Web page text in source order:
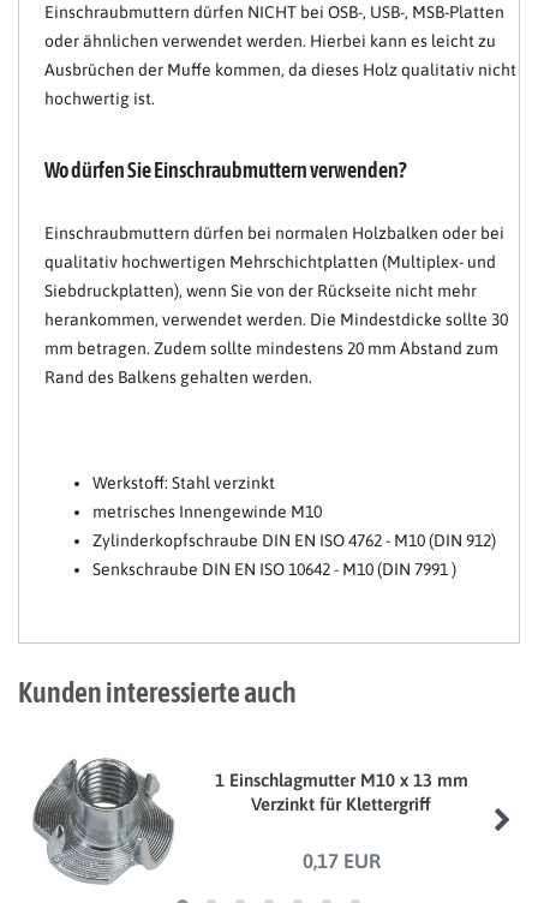
Einschraubmuttern dürfen NICHT bei OSB-, USB-, MSB-Platten
oder ähnlichen verwendet werden. Hierbei kann es leicht zu
Ausbrüchen der Muffe kommen, da dieses Holz qualitativ nicht
hochwertig ist.
Wo dürfen Sie Einschraubmuttern verwenden?
Einschraubmuttern dürfen bei normalen Holzbalken oder bei
qualitativ hochwertigen Mehrschichtplatten (Multiplex- und
Siebdruckplatten), wenn Sie von der Rückseite nicht mehr
herankommen, verwendet werden. Die Mindestdicke sollte 30
mm betragen. Zudem sollte mindestens 20 mm Abstand zum
Rand des Balkens gehalten werden.
Werkstoff: Stahl verzinkt
metrisches Innengewinde M10
Zylinderkopfschraube DIN EN ISO 4762 - M10 (DIN 912)
Senkschraube DIN EN ISO 10642 - M10 (DIN 7991 )
Kunden interessierte auch
1 Einschlagmutter M10 x 13 mm
Verzinkt für Klettergriff
0,17 EUR